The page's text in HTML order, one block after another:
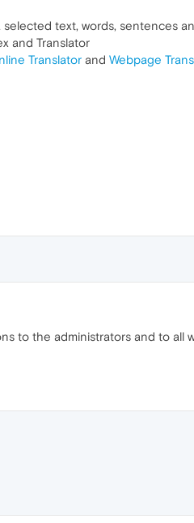
text, words, sentences
and Translator
Translator and Webpage
to the administrators and to all